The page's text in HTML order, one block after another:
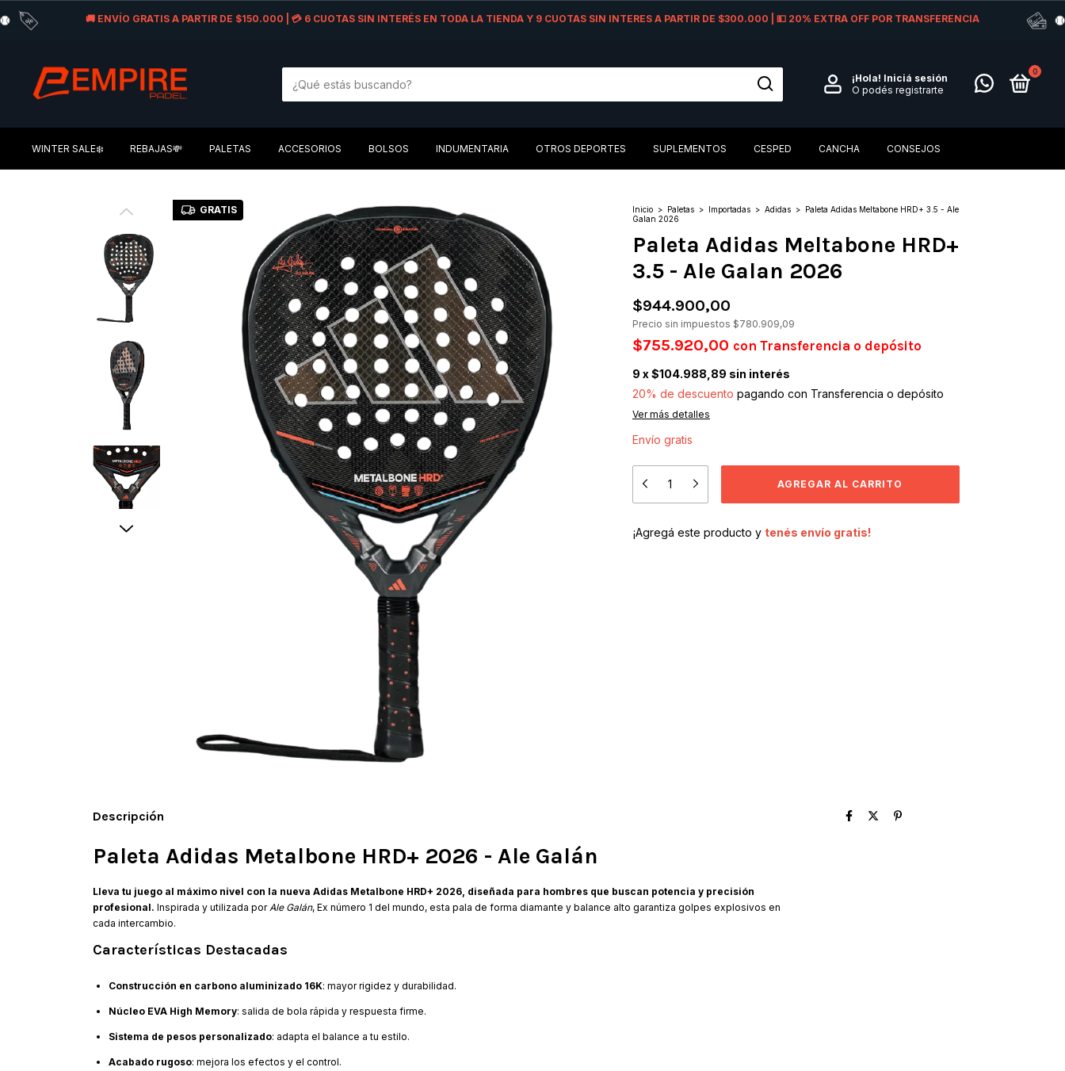
🚚 ENVÍO GRATIS A PARTIR DE $150.000 | 💳 6 CUOTAS SIN INTERÉS EN TODA LA TIENDA Y 9 CUOTAS SIN INTERES A PARTIR DE $300.000 | 💵 20% EXTRA OFF POR TRANSFERENCIA
¡Hola! Iniciá sesión
O podés registrarte
0
WINTER SALE❄️ REBAJAS💸 PALETAS ACCESORIOS BOLSOS INDUMENTARIA OTROS DEPORTES SUPLEMENTOS CESPED CANCHA CONSEJOS
GRATIS Inicio > Paletas > Importadas > Adidas > Paleta Adidas Meltabone HRD+ 3.5 - Ale
Galan 2026
Paleta Adidas Meltabone HRD+
3.5 - Ale Galan 2026
$944.900,00
Precio sin impuestos $780.909,09
$755.920,00 con Transferencia o depósito
9 x$104.988,89 sin interés
20% de descuento pagando con Transferencia o depósito
Ver más detalles
Envío gratis
¡Agregá este producto y tenés envío gratis!
Descripción
Paleta Adidas Metalbone HRD+ 2026 - Ale Galán
Lleva tu juego al máximo nivel con la nueva Adidas Metalbone HRD+ 2026, diseñada para hombres que buscan potencia y precisión
profesional. Inspirada y utilizada por Ale Galán, Ex número 1 del mundo, esta pala de forma diamante y balance alto garantiza golpes explosivos en
cada intercambio.
Características Destacadas
Construcción en carbono aluminizado 16K: mayor rigidez y durabilidad.
Núcleo EVA High Memory: salida de bola rápida y respuesta firme.
Sistema de pesos personalizado: adapta el balance a tu estilo.
Acabado rugoso: mejora los efectos y el control.